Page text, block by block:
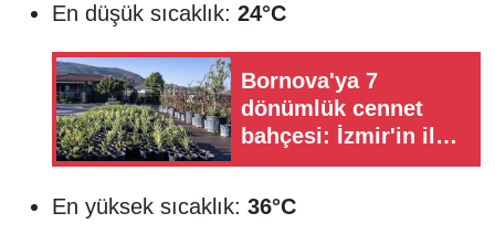
En düşük sıcaklık: 24°C
Bornova'ya 7
dönümlük cennet
bahçesi: İzmir'in ilk
lavanta parkı geliyor
En yüksek sıcaklık: 36°C